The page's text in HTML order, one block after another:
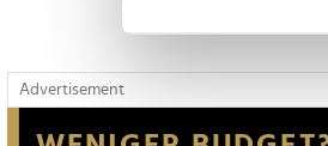
Wir verwenden
Website an unsere
Advertisement